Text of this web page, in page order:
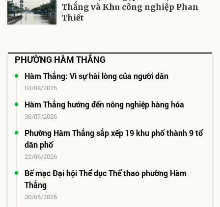
Thắng và Khu công nghiệp Phan
Thiết
PHƯỜNG HÀM THẮNG
Hàm Thắng: Vì sự hài lòng của người dân
04/08/2026
Hàm Thắng hướng đến nông nghiệp hàng hóa
30/07/2026
Phường Hàm Thắng sắp xếp 19 khu phố thành 9 tổ
dân phố
22/06/2026
Bế mạc Đại hội Thể dục Thể thao phường Hàm
Thắng
30/05/2026